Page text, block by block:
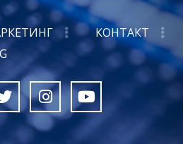
КОНТАКТ